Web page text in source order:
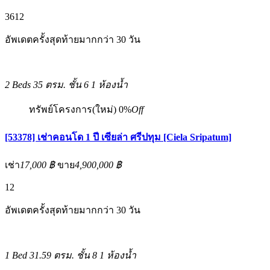
3612
อัพเดตครั้งสุดท้ายมากกว่า 30 วัน
2 Beds 35 ตรม. ชั้น 6 1 ห้องน้ำ
ทรัพย์โครงการ(ใหม่) 0%Off
[53378] เช่าคอนโด 1 ปี เซียล่า ศรีปทุม [Ciela Sripatum]
เช่า17,000 ฿ ขาย4,900,000 ฿
12
อัพเดตครั้งสุดท้ายมากกว่า 30 วัน
1 Bed 31.59 ตรม. ชั้น 8 1 ห้องน้ำ